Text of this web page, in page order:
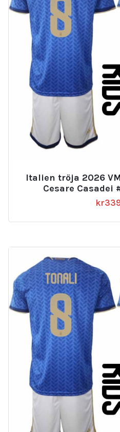
Italien tröja 2026
Cesare Casadei
kr